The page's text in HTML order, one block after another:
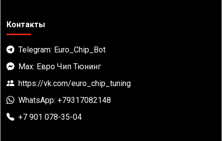
Контакты
Telegram: Euro_Chip_Bot
Max: Евро Чип Тюнинг
https://vk.com/euro_chip_tuning
WhatsApp: +79317082148
+7 901 078-35-04